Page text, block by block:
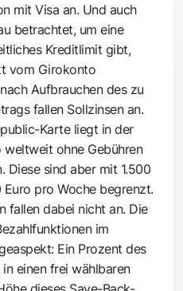
mit Visa an. Und auch
betrachtet, um eine
Kreditlimit gibt,
vom Girokonto
Aufbrauchen des zu
fallen Sollzinsen an.
Karte liegt in der
ohne Gebühren
Diese sind aber mit 1.500
pro Woche begrenzt.
fallen dabei nicht an. Die
im
Ein Prozent des
einen frei wählbaren